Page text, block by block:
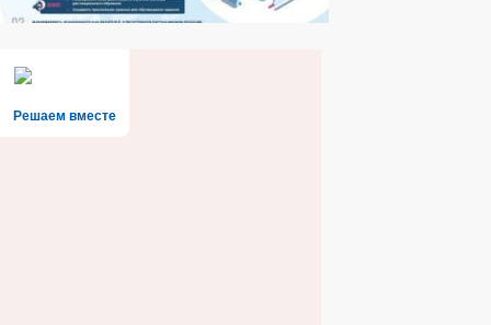
Решаем вместе